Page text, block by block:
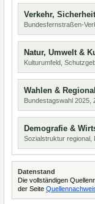
Verkehr,
Bundesfernstraßen-
Natur, Umwelt &
Kulturumfeld,
Wahlen &
Bundestagswahl 2025,
Demografie &
Sozialstruktur regional,
Datenstand
Die vollständigen
der Seite